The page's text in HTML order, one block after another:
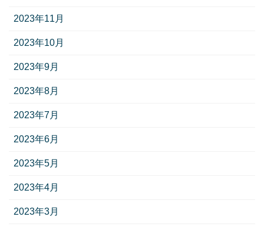
2023年11月
2023年10月
2023年9月
2023年8月
2023年7月
2023年6月
2023年5月
2023年4月
2023年3月